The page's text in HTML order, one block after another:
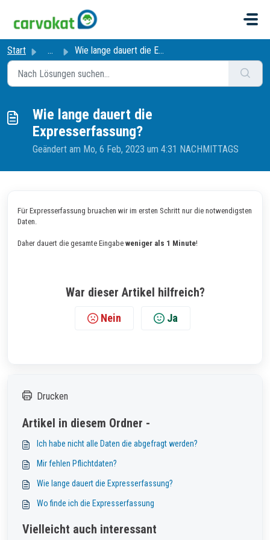
Start ... Wie lange dauert die Expresserfassung?
Wie lange dauert die
Expresserfassung?
Geändert am Mo, 6 Feb, 2023 um 4:31 NACHMITTAGS
Für Expresserfassung bruachen wir im ersten Schritt nur die notwendigsten
Daten.
Daher dauert die gesamte Eingabe weniger als 1 Minute!
War dieser Artikel hilfreich?
Nein Ja
Drucken
Artikel in diesem Ordner -
Ich habe nicht alle Daten die abgefragt werden?
Mir fehlen Pflichtdaten?
Wie lange dauert die Expresserfassung?
Wo finde ich die Expresserfassung
Vielleicht auch interessant